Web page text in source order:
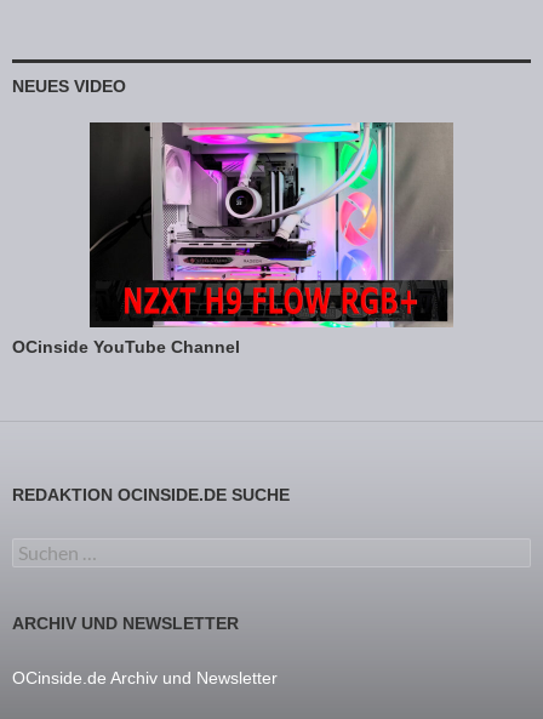
NEUES VIDEO
OCinside YouTube Channel
REDAKTION OCINSIDE.DE SUCHE
Suchen nach:
ARCHIV UND NEWSLETTER
OCinside.de Archiv und Newsletter